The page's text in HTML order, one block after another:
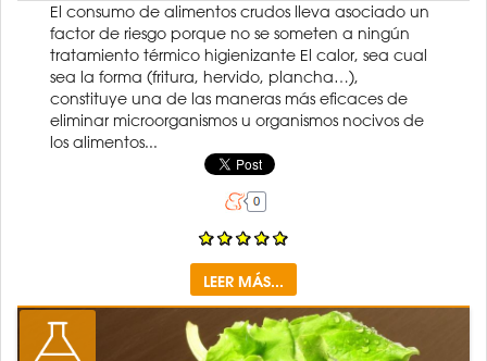
El consumo de alimentos crudos lleva asociado un
factor de riesgo porque no se someten a ningún
tratamiento térmico higienizante El calor, sea cual
sea la forma (fritura, hervido, plancha…),
constituye una de las maneras más eficaces de
eliminar microorganismos u organismos nocivos de
los alimentos...
LEER MÁS...